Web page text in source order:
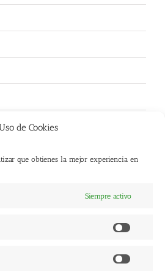
de Cookies
que obtienes la mejor experiencia en
Siempre activo
Huida. | Todos los Derechos Reservados |